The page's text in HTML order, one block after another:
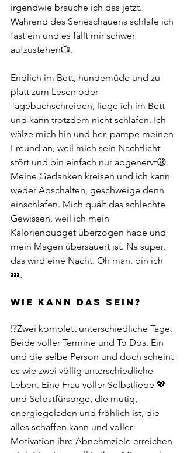
irgendwie brauche ich das jetzt.
Während des Serieschauens schlafe ich
fast ein und es fällt mir schwer
aufzustehen📺.
Endlich im Bett, hundemüde und zu
platt zum Lesen oder
Tagebuchschreiben, liege ich im Bett
und kann trotzdem nicht schlafen. Ich
wälze mich hin und her, pampe meinen
Freund an, weil mich sein Nachtlicht
stört und bin einfach nur abgenervt😩.
Meine Gedanken kreisen und ich kann
weder Abschalten, geschweige denn
einschlafen. Mich quält das schlechte
Gewissen, weil ich mein
Kalorienbudget überzogen habe und
mein Magen übersäuert ist. Na super,
das wird eine Nacht. Oh man, bin ich
💤.
WIE KANN DAS SEIN?
⁉️Zwei komplett unterschiedliche Tage.
Beide voller Termine und To Dos. Ein
und die selbe Person und doch scheint
es wie zwei völlig unterschiedliche
Leben. Eine Frau voller Selbstliebe 💖
und Selbstfürsorge, die mutig,
energiegeladen und fröhlich ist, die
alles schaffen kann und voller
Motivation ihre Abnehmziele erreichen